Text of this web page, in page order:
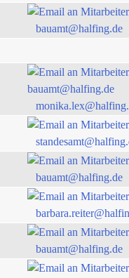
bauamt@halfing.de
bauamt@halfing.de
bauamt@halfing.de